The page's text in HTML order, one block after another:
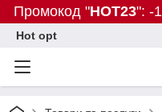
Промокод "HOT23": -
Hot opt